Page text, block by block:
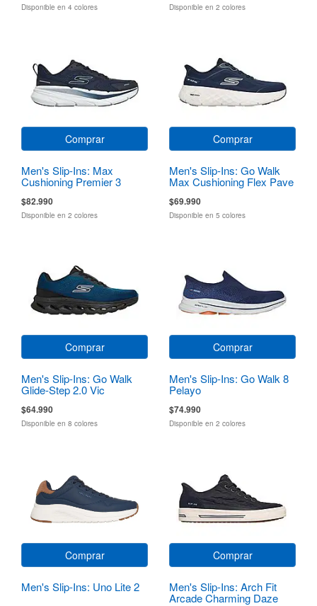
Disponible en 4 colores Disponible en 2 colores
Comprar
Men's Slip-Ins: Max
Cushioning Premier 3
$82.990
Disponible en 2 colores
Comprar
Men's Slip-Ins: Go Walk
Max Cushioning Flex Pave
$69.990
Disponible en 5 colores
Comprar
Men's Slip-Ins: Go Walk
Glide-Step 2.0 Vic
$64.990
Disponible en 8 colores
Comprar
Men's Slip-Ins: Go Walk 8
Pelayo
$74.990
Disponible en 2 colores
Comprar
Men's Slip-Ins: Uno Lite 2
Comprar
Men's Slip-Ins: Arch Fit
Arcade Charming Daze